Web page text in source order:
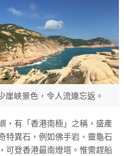
size.size.
size.
崖峽景色，令人流連忘返。
，有「香港南極」之稱，盛產
特異石，例如佛手岩、靈龜石
可登香港最南燈塔。惟需趕船